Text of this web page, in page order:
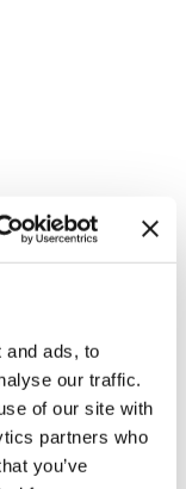
and ads, to
our traffic.
of our site with
partners who
you’ve